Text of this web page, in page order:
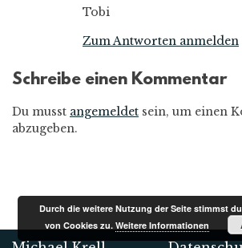
Tobi
Zum Antworten anmelden
Schreibe einen Kommentar
Du musst angemeldet sein, um einen
abzugeben.
Durch die weitere Nutzung der Seite stimmst
von Cookies zu.Weitere Informationen